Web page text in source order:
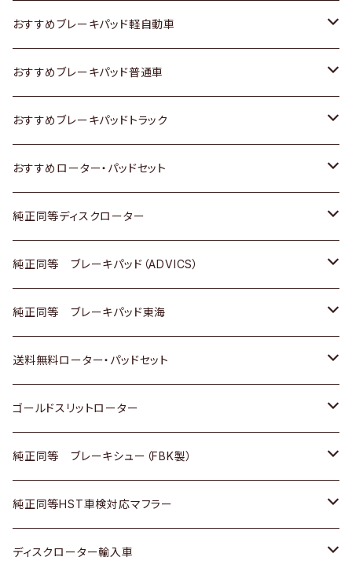
スズキ
日産
いすゞ
ダイハツ
マツダ
三菱
スバル
日野
三菱ふそう
ＢＭＷ
ホンダ
スズキ
日産
いすゞ
ダイハツ
マツダ
三菱
日野
三菱ふそう
トヨタ
スズキ
日産
いすゞ
ダイハツ
三菱
日野
三菱ふそう
その他
おすすめブレーキパッド軽自動車
トヨタ
ホンダ
スズキ
日産
ダイハツ
マツダ
三菱
スバル
おすすめブレーキパッド普通車
トヨタ
ホンダ
スズキ
日産
いすゞ
ダイハツ
マツダ
三菱
スバル
おすすめブレーキパッドトラック
トヨタ
日産
いすゞ
ダイハツ
マツダ
三菱
おすすめローター・パッドセット
トヨタ
ホンダ
スズキ
日産
ダイハツ
マツダ
三菱
スバル
純正同等ディスクローター
トヨタ
ホンダ
スズキ
日産
いすゞ
ダイハツ
マツダ
純正同等 ブレーキパッド（ADVICS）
トヨタ
ホンダ
スズキ
日産
ダイハツ
マツダ
純正同等 ブレーキパッド東海
トヨタ
ホンダ
日産
いすゞ
ダイハツ
送料無料ローター・パッドセット
トヨタ
ホンダ
スズキ
日産
ゴールドスリットローター
トヨタ
ホンダ
スズキ
純正同等 ブレーキシュー（FBK製）
ホンダ
スズキ
純正同等HST車検対応マフラー
トヨタ
ディスクローター輸入車